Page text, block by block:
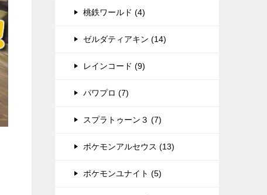
桃鉄ワールド (4)
ゼルダティアキン (14)
レインコード (9)
パワプロ (7)
スプラトゥーン３ (7)
ポケモンアルセウス (13)
ポケモンユナイト (5)